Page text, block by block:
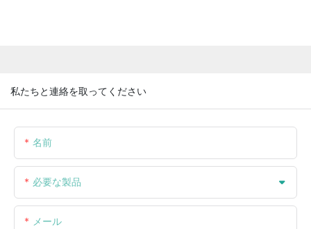
私たちと連絡を取ってください
名前
必要な製品
メール